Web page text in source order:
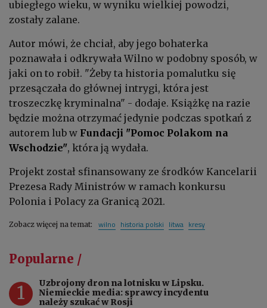
ubiegłego wieku, w wyniku wielkiej powodzi,
zostały zalane.
Autor mówi, że chciał, aby jego bohaterka
poznawała i odkrywała Wilno w podobny sposób, w
jaki on to robił. "Żeby ta historia pomalutku się
przesączała do głównej intrygi, która jest
troszeczkę kryminalna" - dodaje. Książkę na razie
będzie można otrzymać jedynie podczas spotkań z
autorem lub w Fundacji "Pomoc Polakom na
Wschodzie", która ją wydała.
Projekt został sfinansowany ze środków Kancelarii
Prezesa Rady Ministrów w ramach konkursu
Polonia i Polacy za Granicą 2021.
Zobacz więcej na temat: wilno historia polski litwa kresy
Popularne /
1
Uzbrojony dron na lotnisku w Lipsku.
Niemieckie media: sprawcy incydentu
należy szukać w Rosji